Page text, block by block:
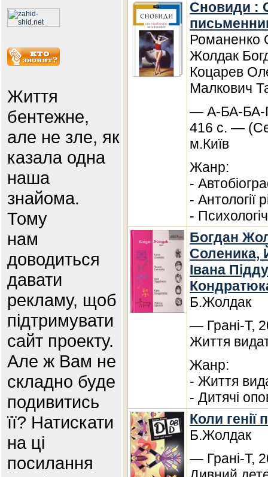
Життя
бентежне,
але не зле, як
казала одна
наша
знайома.
Тому
нам
доводиться
давати
рекламу, щоб
підтримувати
сайт проекту.
Але ж Вам не
складно буде
подивитись
її? Натискати
на ці
посилання
Сновиди :
Романенко
Жолдак
Коцарев
Малкович
— А-БА-БА-
416 с. —
м.Київ
Жанр:
-
- Антології
-
Богдан
Соленика,
Івана
Б.Жолдак
— Грані-Т,
Життя
Жанр:
- Життя
- Дитячі
Коли генії
Б.Жолдак
— Грані-Т,